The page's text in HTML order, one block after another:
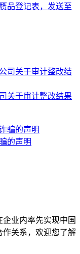
品登记表，发送至
关于审计整改结果
的声明
企业内率先实现中国
作关系，欢迎您了解